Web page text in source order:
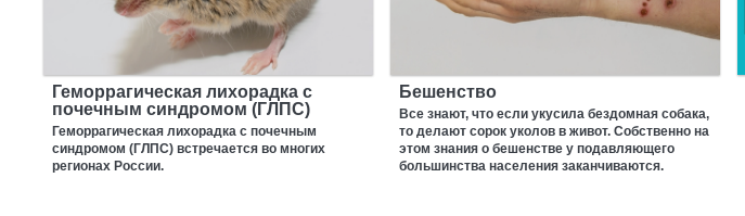
Геморрагическая лихорадка с
почечным синдромом (ГЛПС)
Геморрагическая лихорадка с почечным
синдромом (ГЛПС) встречается во многих
регионах России.
Бешенство
Все знают, что если укусила бездомная собака,
то делают сорок уколов в живот. Собственно на
этом знания о бешенстве у подавляющего
большинства населения заканчиваются.